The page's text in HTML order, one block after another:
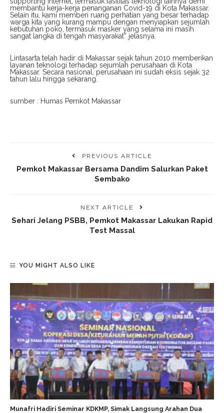
membantu kerja-kerja penanganan Covid-19 di Kota Makassar.
Selain itu, kami memberi ruang perhatian yang besar terhadap
warga kita yang kurang mampu dengan menyiapkan sejumlah
kebutuhan poko, termasuk masker yang selama ini masih
sangat langka di tengah masyarakat” jelasnya.
Lintasarta telah hadir di Makassar sejak tahun 2010 memberikan
layanan teknologi terhadap sejumlah perusahaan di Kota
Makassar. Secara nasional, perusahaan ini sudah eksis sejak 32
tahun lalu hingga sekarang.
sumber : Humas Pemkot Makassar
PREVIOUS ARTICLE
Pemkot Makassar Bersama Dandim Salurkan Paket
Sembako
NEXT ARTICLE
Sehari Jelang PSBB, Pemkot Makassar Lakukan Rapid
Test Massal
YOU MIGHT ALSO LIKE
Munafri Hadiri Seminar KDKMP, Simak Langsung Arahan Dua